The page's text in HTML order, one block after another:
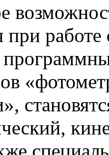
при